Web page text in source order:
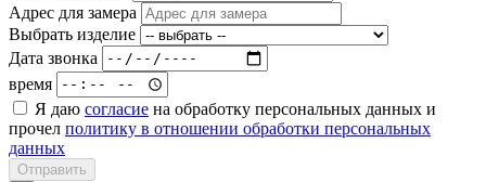
Адрес для замера
Выбрать изделие
Дата звонка
время
Я даю согласие на обработку персональных данных и
прочел политику в отношении обработки персональных
данных
Отправить